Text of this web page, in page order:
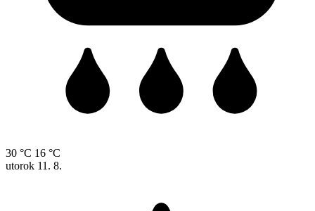
30 °C 16 °C
utorok 11. 8.